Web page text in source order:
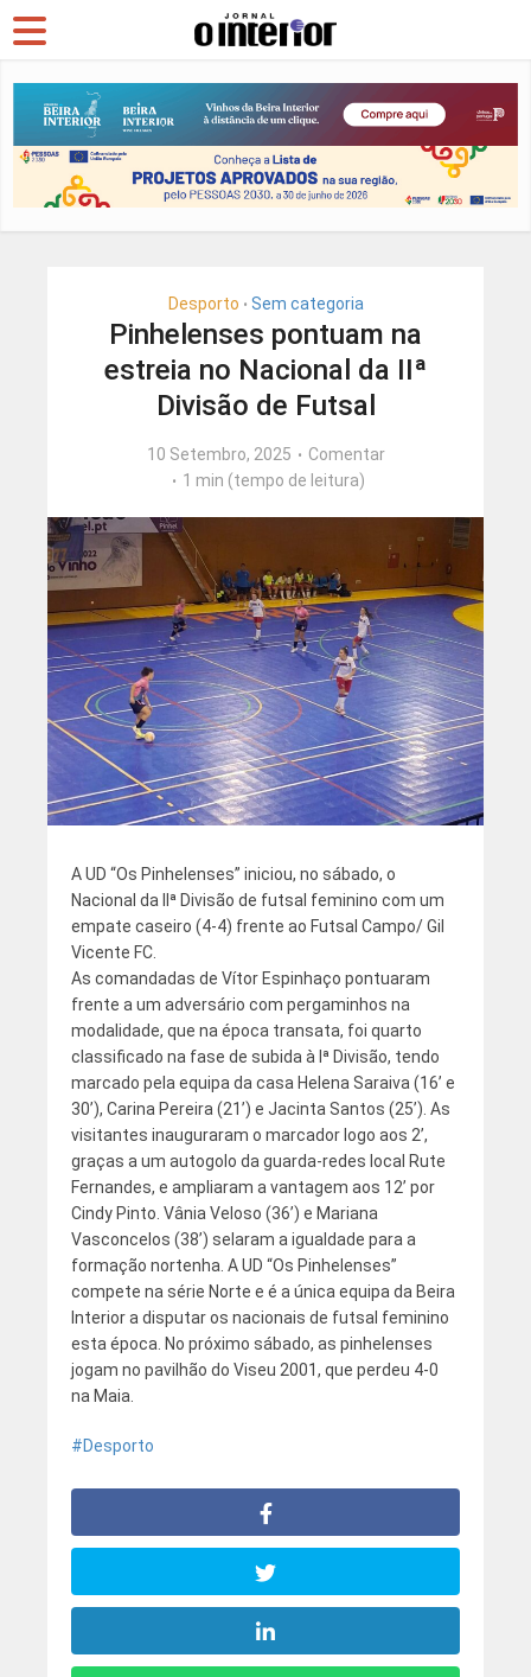
Desporto • Sem categoria
Pinhelenses pontuam na
estreia no Nacional da IIª
Divisão de Futsal
10 Setembro, 2025
Comentar
1 min (tempo de leitura)
A UD “Os Pinhelenses” iniciou, no sábado, o
Nacional da IIª Divisão de futsal feminino com um
empate caseiro (4-4) frente ao Futsal Campo/ Gil
Vicente FC.
As comandadas de Vítor Espinhaço pontuaram
frente a um adversário com pergaminhos na
modalidade, que na época transata, foi quarto
classificado na fase de subida à Iª Divisão, tendo
marcado pela equipa da casa Helena Saraiva (16’ e
30’), Carina Pereira (21’) e Jacinta Santos (25’). As
visitantes inauguraram o marcador logo aos 2’,
graças a um autogolo da guarda-redes local Rute
Fernandes, e ampliaram a vantagem aos 12’ por
Cindy Pinto. Vânia Veloso (36’) e Mariana
Vasconcelos (38’) selaram a igualdade para a
formação nortenha. A UD “Os Pinhelenses”
compete na série Norte e é a única equipa da Beira
Interior a disputar os nacionais de futsal feminino
esta época. No próximo sábado, as pinhelenses
jogam no pavilhão do Viseu 2001, que perdeu 4-0
na Maia.
Desporto